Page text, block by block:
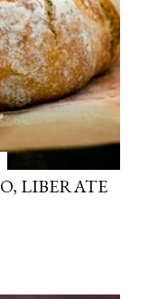
LIBERATE